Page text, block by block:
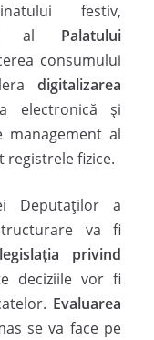
festiv,
al Palatului
consumului
digitalizarea
electronică și
management al
fizice.
Deputaților a
va fi
privind
deciziile vor fi
Evaluarea
se va face pe